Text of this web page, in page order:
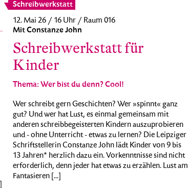
3 4
Schreibwerkstatt
12. Mai 26 / 16 Uhr / Raum 016
Mit Constanze John
Schreibwerkstatt für
Kinder
Thema: Wer bist du denn? Cool!
Wer schreibt gern Geschichten? Wer »spinnt« ganz
gut? Und wer hat Lust, es einmal gemeinsam mit
anderen schreibbegeisterten Kindern auszuprobieren
und - ohne Unterricht - etwas zu lernen? Die Leipziger
Schriftstellerin Constanze John lädt Kinder von 9 bis
13 Jahren* herzlich dazu ein. Vorkenntnisse sind nicht
erforderlich, denn jeder hat etwas zu erzählen. Lust am
Fantasieren [...]